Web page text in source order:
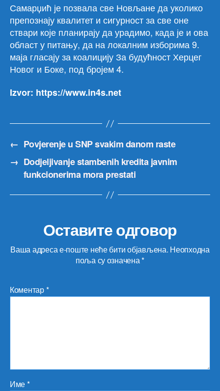
Самарџић је позвала све Новљане да уколико
препознају квалитет и сигурност за све оне
ствари које планирају да урадимо, када је и ова
област у питању, да на локалним изборима 9.
маја гласају за коалицију За будућност Херцег
Новог и Боке, под бројем 4.
Izvor: https://www.in4s.net
← Povjerenje u SNP svakim danom raste
→ Dodjeljivanje stambenih kredita javnim
funkcionerima mora prestati
Оставите одговор
Ваша адреса е-поште неће бити објављена. Неопходна
поља су означена*
Коментар*
Име*